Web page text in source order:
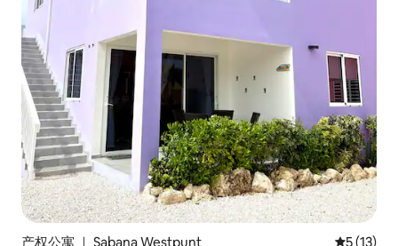
产权公寓 ｜ Sabana Westpunt 平均评分
5 (13)